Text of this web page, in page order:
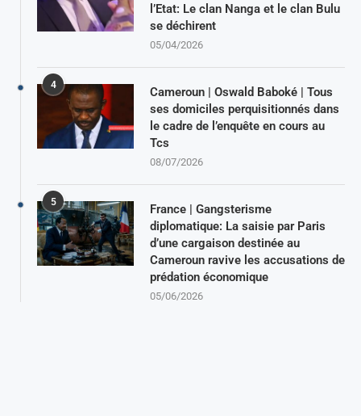
l’Etat: Le clan Nanga et le clan Bulu
se déchirent
05/04/2026
4
Cameroun | Oswald Baboké | Tous
ses domiciles perquisitionnés dans
le cadre de l’enquête en cours au
Tcs
08/07/2026
5
France | Gangsterisme
diplomatique: La saisie par Paris
d’une cargaison destinée au
Cameroun ravive les accusations de
prédation économique
05/06/2026